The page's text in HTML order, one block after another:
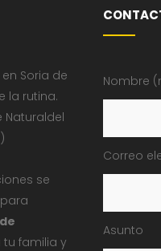
Soria de
la rutina.
Naturaldel
se
familia y
Nombre
Correo
Asunto